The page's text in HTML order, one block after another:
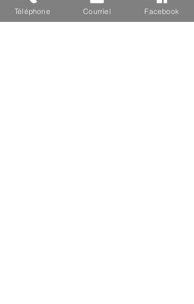
Téléphone Courriel Facebook